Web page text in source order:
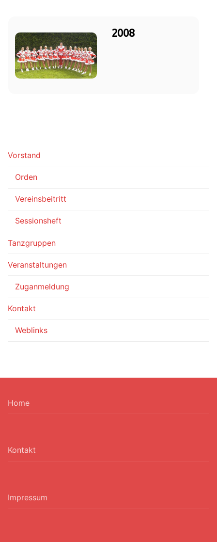
2008
Vorstand
Orden
Vereinsbeitritt
Sessionsheft
Tanzgruppen
Veranstaltungen
Zuganmeldung
Kontakt
Weblinks
Home
Kontakt
Impressum